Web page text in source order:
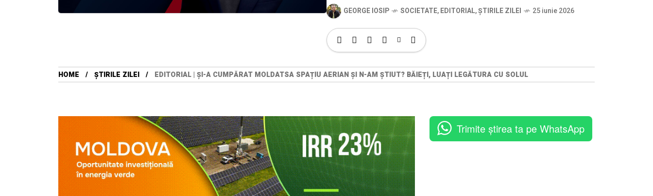
GEORGE IOSIP SOCIETATE,EDITORIAL,ȘTIRILE ZILEI 25 iunie 2026
HOME ȘTIRILE ZILEI EDITORIAL | ȘI-A CUMPĂRAT MOLDATSA SPAȚIU AERIAN ȘI N-AM ȘTIUT? BĂIEȚI, LUAȚI LEGĂTURA CU SOLUL
Trimite știrea ta pe WhatsApp